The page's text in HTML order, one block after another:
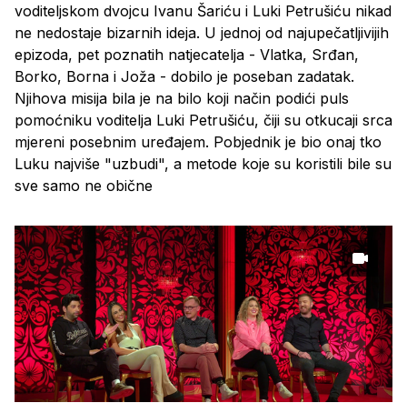
voditeljskom dvojcu Ivanu Šariću i Luki Petrušiću nikad
ne nedostaje bizarnih ideja. U jednoj od najupečatljivijih
epizoda, pet poznatih natjecatelja - Vlatka, Srđan,
Borko, Borna i Joža - dobilo je poseban zadatak.
Njihova misija bila je na bilo koji način podići puls
pomoćniku voditelja Luki Petrušiću, čiji su otkucaji srca
mjereni posebnim uređajem. Pobjednik je bio onaj tko
Luku najviše "uzbudi", a metode koje su koristili bile su
sve samo ne obične